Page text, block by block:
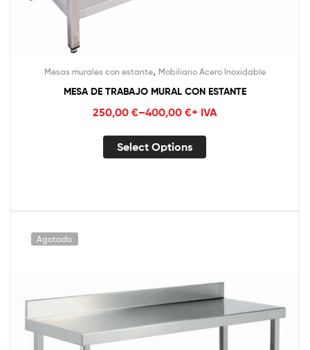
Mesas murales con estante, Mobiliario Acero Inoxidable
MESA DE TRABAJO MURAL CON ESTANTE
250,00 €–400,00 €+ IVA
Select Options
Agotado